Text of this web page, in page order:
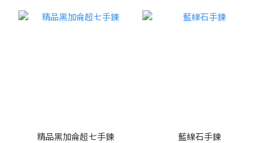
精品黑加侖超七手鍊 藍線石手鍊